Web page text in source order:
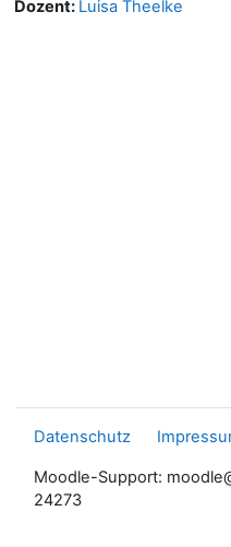
Dozent: Luisa Theelke
Datenschutz
Moodle-Support:
24273